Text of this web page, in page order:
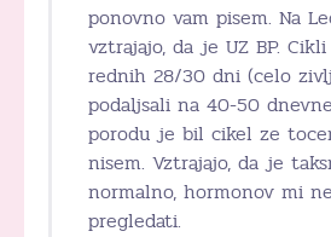
ponovno vam pisem. Na
vztrajajo, da je UZ BP.
rednih 28/30 dni (celo
podaljsali na 40-50
porodu je bil cikel ze
nisem. Vztrajajo, da je
normalno, hormonov mi
pregledati.